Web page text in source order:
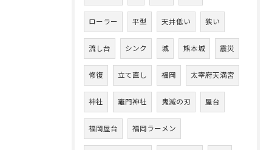
ローラー 平型 天井低い 狭い
流し台 シンク 城 熊本城 震災
修復 立て直し 福岡 太宰府天満宮
神社 竈門神社 鬼滅の刃 屋台
福岡屋台 福岡ラーメン